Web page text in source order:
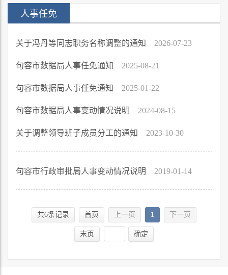
人事任免
关于冯丹等同志职务名称调整的通知 2026-07-23
句容市数据局人事任免通知 2025-08-21
句容市数据局人事任免通知 2025-01-22
句容市数据局人事变动情况说明 2024-08-15
关于调整领导班子成员分工的通知 2023-10-30
句容市行政审批局人事变动情况说明 2019-01-14
共6条记录 首页 上一页 1 下一页
末页 确定